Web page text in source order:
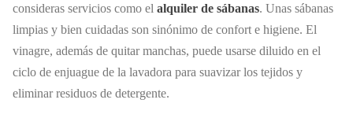
consideras servicios como el alquiler de sábanas. Unas sábanas
limpias y bien cuidadas son sinónimo de confort e higiene. El
vinagre, además de quitar manchas, puede usarse diluido en el
ciclo de enjuague de la lavadora para suavizar los tejidos y
eliminar residuos de detergente.